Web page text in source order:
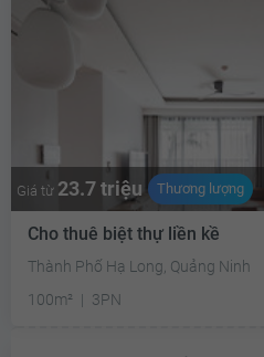
Giá từ 23.7 triệu Thương lượng
Cho thuê biệt thự liền kề
Thành Phố Hạ Long, Quảng Ninh
100m²
3PN